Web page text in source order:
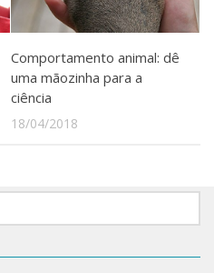
Comportamento animal: dê
uma mãozinha para a
ciência
18/04/2018